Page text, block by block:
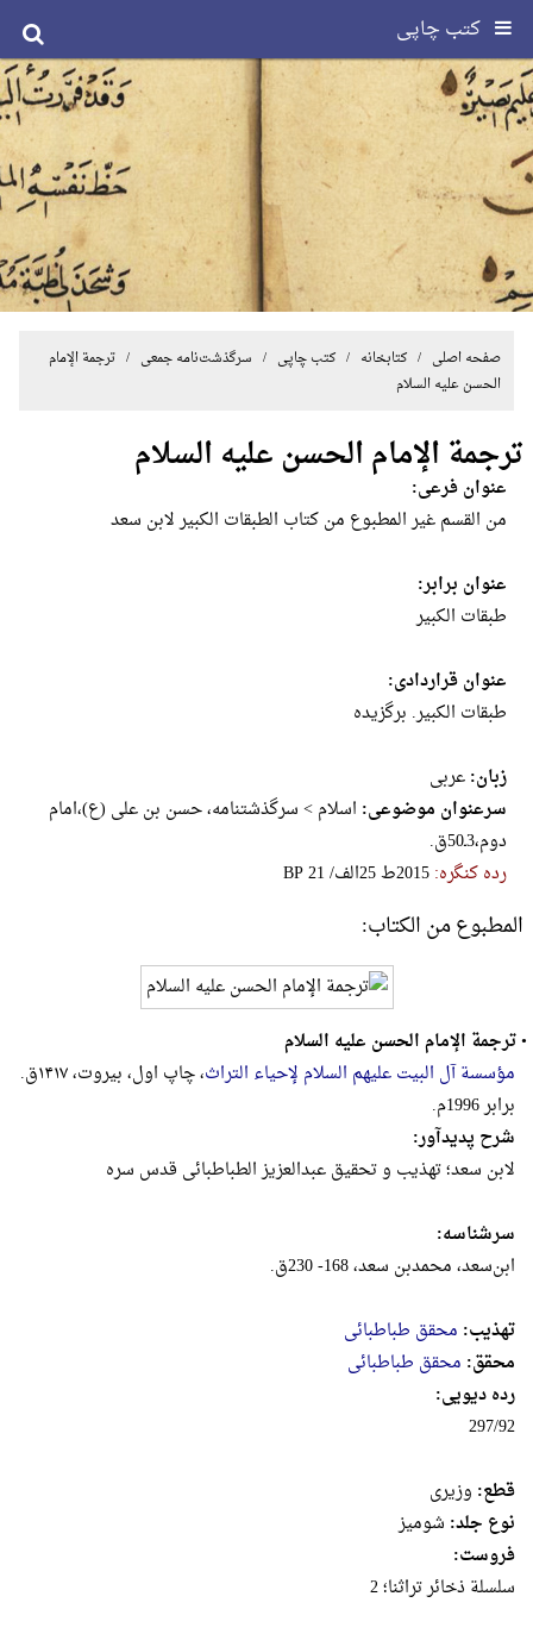
کتب چاپی
صفحه اصلی / کتابخانه /کتب چاپی / سرگذشت‌نامه جمعی / ترجمة الإمام
الحسن علیه السلام
ترجمة الإمام الحسن علیه السلام
عنوان فرعی:
من القسم غیر المطبوع من کتاب الطبقات الکبیر لابن سعد
عنوان برابر:
طبقات الکبیر
عنوان قراردادی:
طبقات الکبیر. برگزیده
زبان:عربی
سرعنوان موضوعی: اسلام > سرگذشتنامه، حسن بن علی (ع)،امام
دوم،3ـ50ق.
رده کنگره:‎B‎P‎ ‎2‎1‎ ‎/‎الف‎2‎5‎ ‎ط‎2‎0‎1‎5
المطبوع من الكتاب:
•ترجمة الإمام الحسن علیه السلام
مؤسسة آل البیت علیهم السلام لإحیاء التراث
، چاپ اول، بیروت، ۱۴۱۷ق.
برابر 1996م.
شرح پدیدآور:
لابن سعد؛ تهذیب و تحقیق عبدالعزیز الطباطبائی قدس سره
سرشناسه:
ابن‌سعد، محمدبن‌ سعد، 168- 230ق.
تهذیب: محقق طباطبائی
محقق: محقق طباطبائی
رده دیویی:
297/92
قطع: وزيرى
نوع جلد: شومیز
فروست:
سلسلة ذخائر تراثنا؛ 2